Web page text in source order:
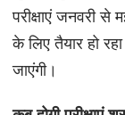
परीक्षाएं जनवरी
के लिए तैयार हो
जाएंगी।